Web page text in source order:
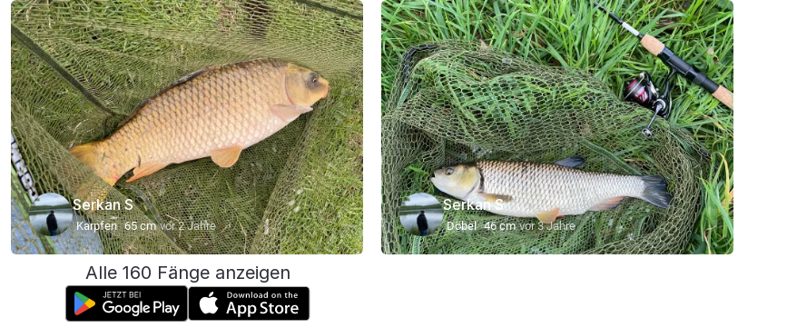
Serkan S
Karpfen 65 cm vor 2 Jahre
Serkan S
Döbel 46 cm vor 3 Jahre
Alle 160 Fänge anzeigen